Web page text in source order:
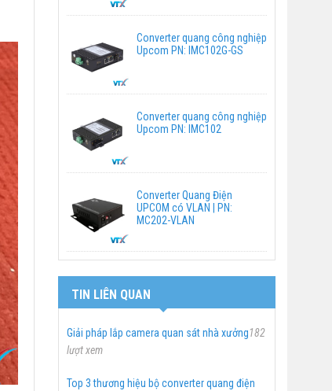
Converter quang công nghiệp
Upcom PN: IMC102G-GS
Converter quang công nghiệp
Upcom PN: IMC102
Converter Quang Điện
UPCOM có VLAN | PN:
MC202-VLAN
TIN LIÊN QUAN
Giải pháp lắp camera quan sát nhà xưởng182
lượt xem
Top 3 thương hiệu bộ converter quang điện